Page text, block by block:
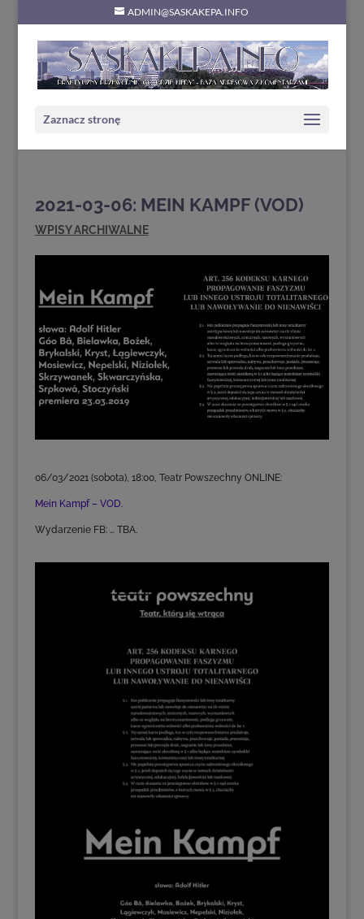
ADMIN@SASKAKEPA.INFO
Zaznacz stronę
2021-03-06: MEIN KAMPF (VOD)
WPISY ARCHIWALNE
06/03/2021 (sobota), 18:00, Teatr Powszechny ONLINE:
Mein Kampf – VOD.
Wydarzenie FB: … TBA.